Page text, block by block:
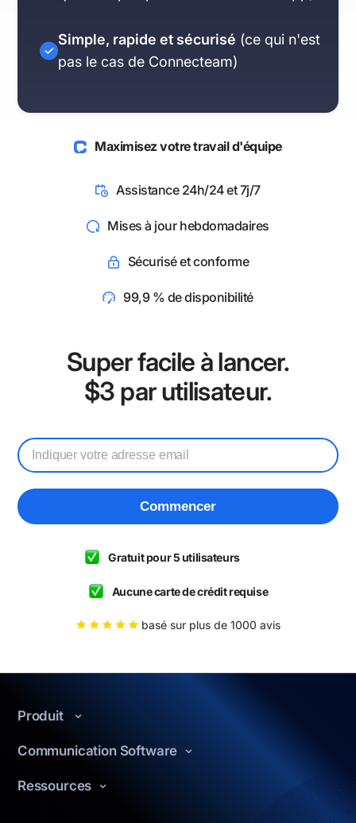
Simple, rapide et sécurisé (ce qui n'est
pas le cas de Connecteam)
Maximisez votre travail d'équipe
Assistance 24h/24 et 7j/7
Mises à jour hebdomadaires
Sécurisé et conforme
99,9 % de disponibilité
Super facile à lancer.
$3 par utilisateur.
Commencer
Gratuit pour 5 utilisateurs
Aucune carte de crédit requise
basé sur plus de 1000 avis
Produit
Fonctionnalités
Pourquoi choisir Chanty ?
Communication Software
Communication interne
Ressources